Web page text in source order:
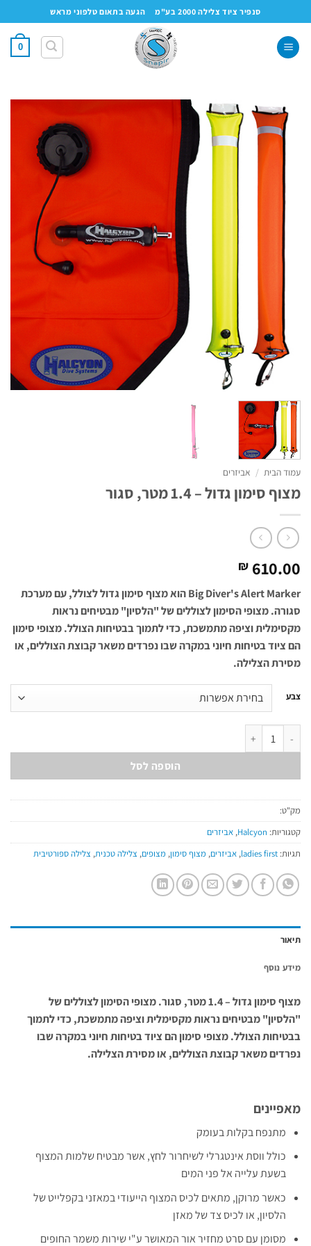
to
content
סנפיר ציוד צלילה 2000 בע"מ הגעה בתאום טלפוני מראש
0
עמוד הבית / אביזרים
מצוף סימון גדול – 1.4 מטר, סגור
₪ 610.00
Big Diver's Alert Marker הוא מצוף סימון גדול לצולל, עם מערכת
סגורה. מצופי הסימון לצוללים של "הלסיון" מבטיחים נראות
מקסימלית וציפה מתמשכת, כדי לתמוך בבטיחות הצולל. מצופי סימון
הם ציוד בטיחות חיוני במקרה שבו נפרדים משאר קבוצת הצוללים, או
מסירת הצלילה.
צבע
כמות של מצוף סימון גדול - 1.4 מטר, סגור
הוספה לסל
מק"ט:
קטגוריות: Halcyon
, אביזרים
תגיות: ladies first
, אביזרים, מצוף סימון, מצופים, צלילה טכנית, צלילה ספורטיבית
תיאור
מידע נוסף
מצוף סימון גדול – 1.4 מטר, סגור. מצופי הסימון לצוללים של
"הלסיון" מבטיחים נראות מקסימלית וציפה מתמשכת, כדי לתמוך
בבטיחות הצולל. מצופי סימון הם ציוד בטיחות חיוני במקרה שבו
נפרדים משאר קבוצת הצוללים, או מסירת הצלילה.
מאפיינים
מתנפח בקלות בעומק
כולל ווסת אינטגרלי לשיחרור לחץ, אשר מבטיח שלמות המצוף
בשעת עלייה אל פני המים
כאשר מרוקן, מתאים לכיס המצוף הייעודי במאזני בקפלייט של
הלסיון, או לכיס צד של מאזן
מסומן עם סרט מחזיר אור המאושר ע"י שירות משמר החופים